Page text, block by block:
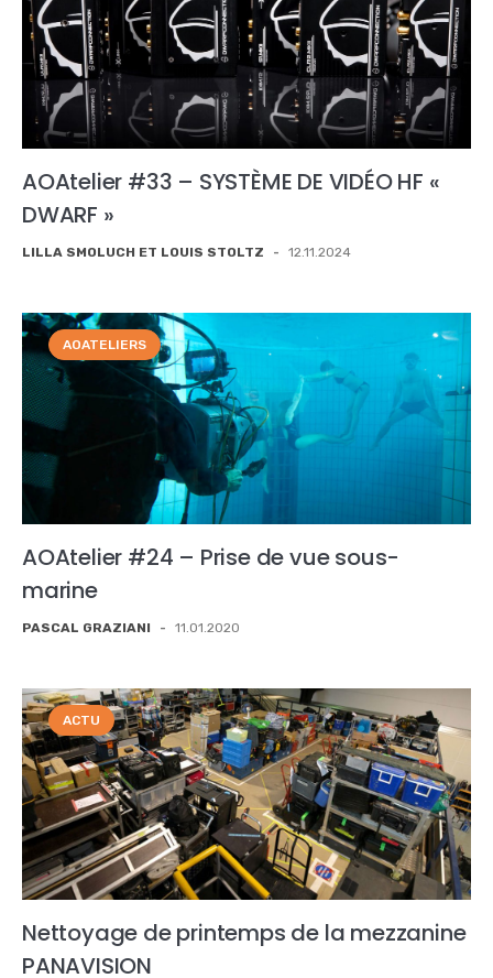
AOAtelier #33 – SYSTÈME DE VIDÉO HF «
DWARF »
LILLA SMOLUCH ET LOUIS STOLTZ - 12.11.2024
AOATELIERS
AOAtelier #24 – Prise de vue sous-
marine
PASCAL GRAZIANI - 11.01.2020
ACTU
Nettoyage de printemps de la mezzanine
PANAVISION